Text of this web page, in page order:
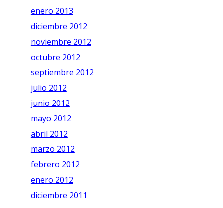
enero 2013
diciembre 2012
noviembre 2012
octubre 2012
septiembre 2012
julio 2012
junio 2012
mayo 2012
abril 2012
marzo 2012
febrero 2012
enero 2012
diciembre 2011